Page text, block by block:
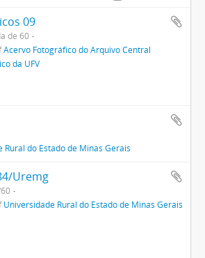
09
de 60
Acervo Fotográfico do Arquivo Central
da UFV
Rural do Estado de Minas Gerais
Uremg
Universidade Rural do Estado de Minas Gerais